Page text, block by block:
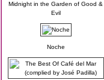
Midnight in the Garden of Good &
Evil
Noche